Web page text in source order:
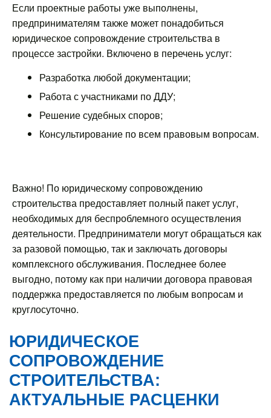
Если проектные работы уже выполнены,
предпринимателям также может понадобиться
юридическое сопровождение строительства в
процессе застройки. Включено в перечень услуг:
Разработка любой документации;
Работа с участниками по ДДУ;
Решение судебных споров;
Консультирование по всем правовым вопросам.
Важно! По юридическому сопровождению
строительства предоставляет полный пакет услуг,
необходимых для беспроблемного осуществления
деятельности. Предприниматели могут обращаться как
за разовой помощью, так и заключать договоры
комплексного обслуживания. Последнее более
выгодно, потому как при наличии договора правовая
поддержка предоставляется по любым вопросам и
круглосуточно.
ЮРИДИЧЕСКОЕ
СОПРОВОЖДЕНИЕ
СТРОИТЕЛЬСТВА:
АКТУАЛЬНЫЕ РАСЦЕНКИ